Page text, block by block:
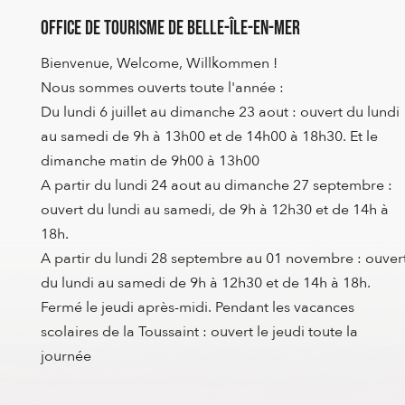
Office de Tourisme de Belle-Île-en-Mer
Bienvenue, Welcome, Willkommen !
Nous sommes ouverts toute l'année :
Du lundi 6 juillet au dimanche 23 aout : ouvert du lundi
au samedi de 9h à 13h00 et de 14h00 à 18h30. Et le
dimanche matin de 9h00 à 13h00
A partir du lundi 24 aout au dimanche 27 septembre :
ouvert du lundi au samedi, de 9h à 12h30 et de 14h à
18h.
A partir du lundi 28 septembre au 01 novembre :
du lundi au samedi de 9h à 12h30 et de 14h à 18h.
Fermé le jeudi après-midi. Pendant les vacances
scolaires de la Toussaint : ouvert le jeudi toute la
journée